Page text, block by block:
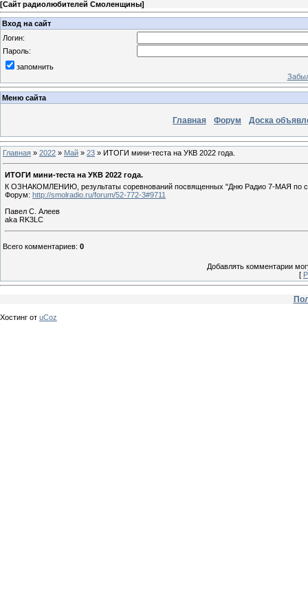
[Сайт радиолюбителей Смоленщины]
Вход на сайт
Логин:
Пароль:
запомнить
Меню сайта
Главная Форум Доска
Главная » 2022 » Май » 23 » ИТОГИ мини-теста на УКВ 2022 года.
ИТОГИ мини-теста на УКВ 2022 года.
К ОЗНАКОМЛЕНИЮ, результаты соревнований посвященных "Дню Радио 7-МАЯ по
Форум: http://smolradio.ru/forum/52-772-3#9711
Павел С. Алеев
aka RK3LC
Всего комментариев: 0
Добавлять комментарии
[
Хостинг от uCoz